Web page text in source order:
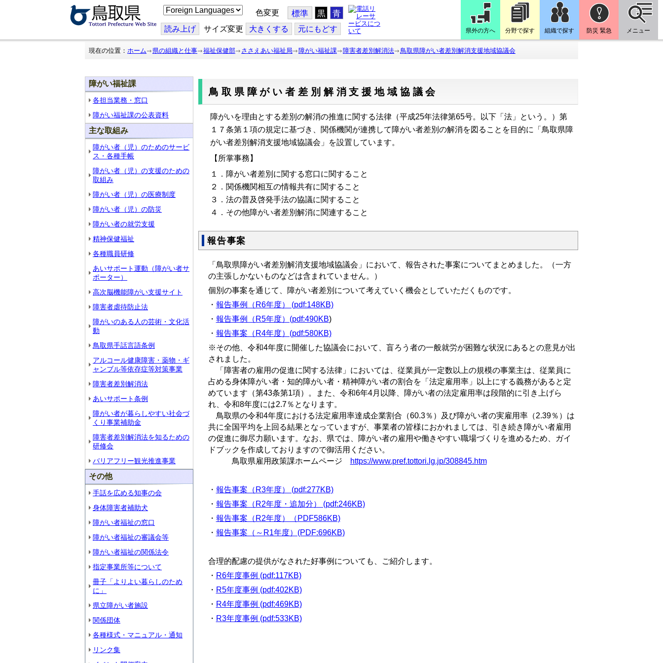
こ
の
ジ
を
翻
色変更 標準 黒 青
読み上げ サイズ変更 大きくする 元にもどす 県外の方へ 分野で探す 組織で探す 防災 緊急 メニュー
現在の位置： ホーム 県の組織と仕事 福祉保健部 ささえあい福祉局 障がい福祉課 障害者差別解消法 鳥取県障がい者差別解消支援地域協議会
障がい福祉課
各担当業務・窓口
障がい福祉課の公表資料
主な取組み
障がい者（児）のためのサービ
ス・各種手帳
障がい者（児）の支援のための
取組み
障がい者（児）の医療制度
障がい者（児）の防災
障がい者の就労支援
精神保健福祉
各種職員研修
あいサポート運動（障がい者サ
ポーター）
高次脳機能障がい支援サイト
障害者虐待防止法
障がいのある人の芸術・文化活
動
鳥取県手話言語条例
アルコール健康障害・薬物・ギ
ャンブル等依存症等対策事業
障害者差別解消法
あいサポート条例
障がい者が暮らしやすい社会づ
くり事業補助金
障害者差別解消法を知るための
研修会
バリアフリー観光推進事業
その他
手話を広める知事の会
身体障害者補助犬
障がい者福祉の窓口
障がい者福祉の審議会等
障がい者福祉の関係法令
指定事業所等について
冊子「よりよい暮らしのため
に」
県立障がい者施設
関係団体
各種様式・マニュアル・通知
リンク集
鳥取県障がい者差別解消支援地域協議会
障がいを理由とする差別の解消の推進に関する法律（平成25年法律第65号。以下「法」という。）第
１７条第１項の規定に基づき、関係機関が連携して障がい者差別の解消を図ることを目的に「鳥取県障
がい者差別解消支援地域協議会」を設置しています。
【所掌事務】
１．障がい者差別に関する窓口に関すること
２．関係機関相互の情報共有に関すること
３．法の普及啓発手法の協議に関すること
４．その他障がい者差別解消に関連すること
報告事案
「鳥取県障がい者差別解消支援地域協議会」において、報告された事案についてまとめました。（一方
の主張しかないものなどは含まれていません。）
個別の事案を通じて、障がい者差別について考えていく機会としていただくものです。
・ 報告事例（R6年度） (pdf:148KB)
・ 報告事例（R5年度）(pdf:490KB)
・ 報告事案（R4年度）(pdf:580KB)
※その他、令和4年度に開催した協議会において、盲ろう者の一般就労が困難な状況にあるとの意見が出
されました。
「障害者の雇用の促進に関する法律」においては、従業員が一定数以上の規模の事業主は、従業員に
占める身体障がい者・知的障がい者・精神障がい者の割合を「法定雇用率」以上にする義務があると定
めています（第43条第1項）。また、令和6年4月以降、障がい者の法定雇用率は段階的に引き上げら
れ、令和8年度には2.7％となります。
鳥取県の令和4年度における法定雇用率達成企業割合（60.3％）及び障がい者の実雇用率（2.39％）は
共に全国平均を上回る結果となっていますが、事業者の皆様におかれましては、引き続き障がい者雇用
の促進に御尽力願います。なお、県では、障がい者の雇用や働きやすい職場づくりを進めるため、ガイ
ドブックを作成しておりますので御活用ください。
鳥取県雇用政策課ホームページ
https://www.pref.tottori.lg.jp/308845.htm
・ 報告事案（R3年度） (pdf:277KB)
・ 報告事案（R2年度・追加分） (pdf:246KB)
・ 報告事案（R2年度）（PDF586KB)
・ 報告事案（～R1年度）(PDF:696KB)
合理的配慮の提供がなされた好事例についても、ご紹介します。
・ R6年度事例 (pdf:117KB)
・ R5年度事例 (pdf:402KB)
・ R4年度事例 (pdf:469KB)
・ R3年度事例 (pdf:533KB)